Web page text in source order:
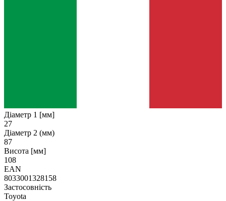
Діаметр 1 [мм]
27
Діаметр 2 (мм)
87
Висота [мм]
108
EAN
8033001328158
Застосовність
Toyota